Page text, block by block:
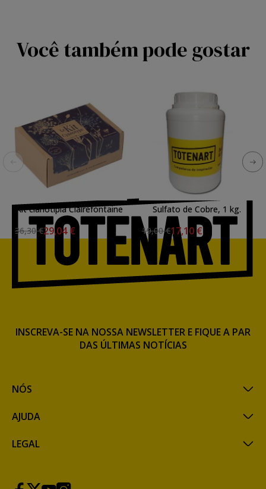
Você também pode gostar
Kit cianotipia Clairefontaine
36,30 €29,04 €
Sulfato de Cobre, 1 kg.
19,00 €17,10 €
NÓS
AJUDA
LEGAL
INSCREVA-SE NA NOSSA NEWSLETTER E FIQUE A PAR
DAS ÚLTIMAS NOTÍCIAS